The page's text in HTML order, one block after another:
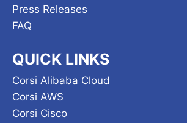
Press Releases
FAQ
QUICK LINKS
Corsi Alibaba Cloud
Corsi AWS
Corsi Cisco